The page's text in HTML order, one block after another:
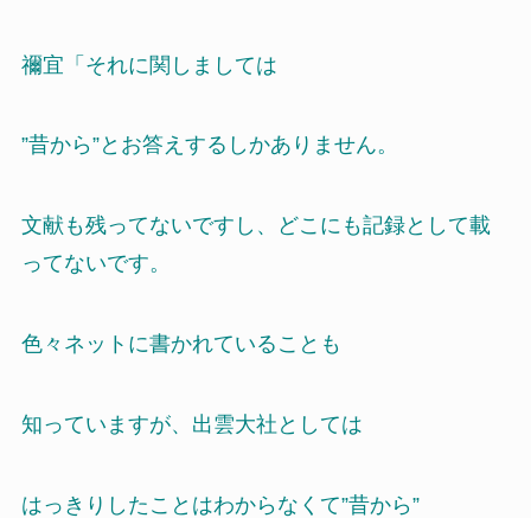
禰宜「それに関しましては
”昔から”とお答えするしかありません。
文献も残ってないですし、どこにも記録として載
ってないです。
色々ネットに書かれていることも
知っていますが、出雲大社としては
はっきりしたことはわからなくて”昔から”